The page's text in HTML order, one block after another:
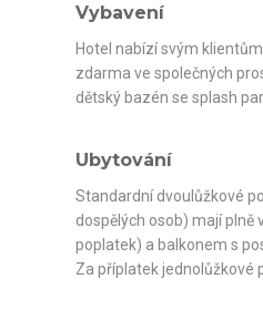
Vybavení
Hotel nabízí svým
zdarma ve společných
dětský bazén se splash
Ubytování
Standardní dvoulůžkové
dospělých osob) mají
poplatek) a balkonem s
Za příplatek jednolůžkové